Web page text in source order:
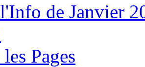
de Janvier
Pages